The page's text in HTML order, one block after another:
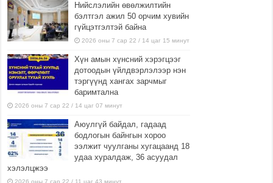
Нийслэлийн өвөлжилтийн
бэлтгэл ажил 50 орчим хувийн
гүйцэтгэлтэй байна
2026 оны 7 сар 22 / 14 цаг 15 минут
Хүн амын хүнсний хэрэгцээг
дотоодын үйлдвэрлэлээр нэн
тэргүүнд хангах зарчмыг
баримтална
2026 оны 7 сар 22 / 14 цаг 07 минут
Аюулгүй байдал, гадаад
бодлогын байнгын хороо
ээлжит чуулганы хугацаанд 18
удаа хуралдаж, 36 асуудал
хэлэлцжээ
2026 оны 7 сар 22 / 11 цаг 43 минут